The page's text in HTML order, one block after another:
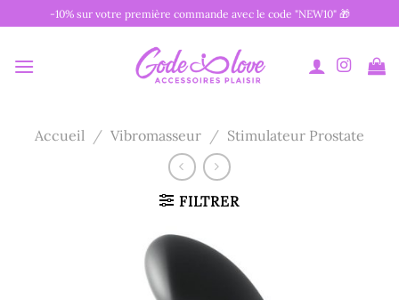
au
-10% sur votre première commande avec le code "NEW10" 🎁
Accueil / Vibromasseur / Stimulateur Prostate
FILTRER